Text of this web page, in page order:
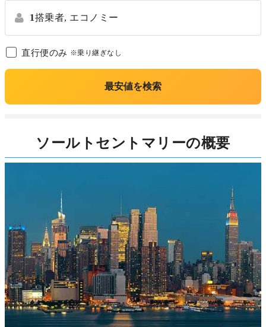
1搭乗者, エコノミー
直行便のみ ※乗り継ぎなし
最安値を検索
ソールトセントマリーの概要